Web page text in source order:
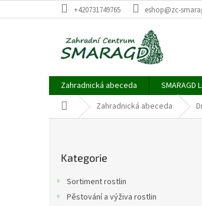
na
+420731749765 eshop@zc-
Zahradnická abeceda SMARAGD
Domů Zahradnická abeceda
kategorie
Kategorie
Sortiment rostlin
Pěstování a výživa rostlin